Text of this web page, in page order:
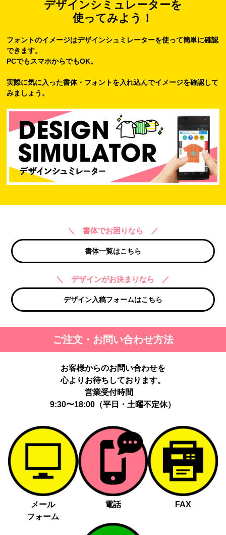
デザインシミュレーターを
使ってみよう！
フォントのイメージはデザインシュミレーターを使って簡単に確認
できます。
PCでもスマホからでもOK。
実際に気に入った書体・フォントを入れ込んでイメージを確認して
みましょう。
＼ 書体でお困りなら ／
書体一覧はこちら
＼ デザインがお決まりなら ／
デザイン入稿フォームはこちら
ご注文・お問い合わせ方法
お客様からのお問い合わせを
心よりお待ちしております。
営業受付時間
9:30〜18:00（平日・土曜不定休）
メール
フォーム
電話 FAX